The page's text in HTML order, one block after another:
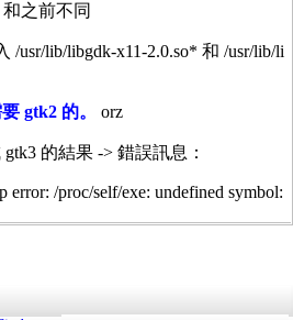
之前不同
/usr/lib/libgdk-x11-2.0.so* 和 /usr/lib/li
gtk2 的。 orz
的結果 -> 錯誤訊息：
error: /proc/self/exe: undefined symbol: